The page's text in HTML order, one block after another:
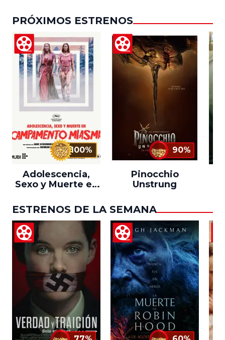
PRÓXIMOS ESTRENOS
100%
Adolescencia,
Sexo y Muerte en
Miasma
90%
Pinocchio
Unstrung
ESTRENOS DE LA SEMANA